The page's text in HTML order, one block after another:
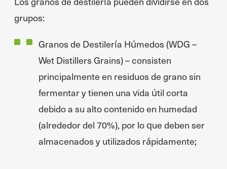
grupos:
Granos de Destilería Húmedos (WDG –
Wet Distillers Grains) – consisten
principalmente en residuos de grano sin
fermentar y tienen una vida útil corta
debido a su alto contenido en humedad
(alrededor del 70%), por lo que deben ser
almacenados y utilizados rápidamente;